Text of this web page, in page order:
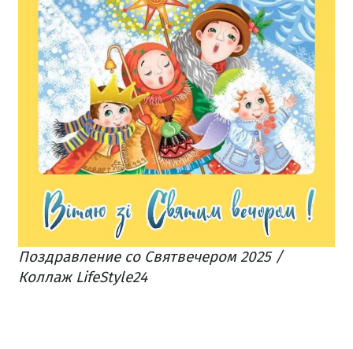
Поздравление со Святвечером 2025 /
Коллаж LifeStyle24